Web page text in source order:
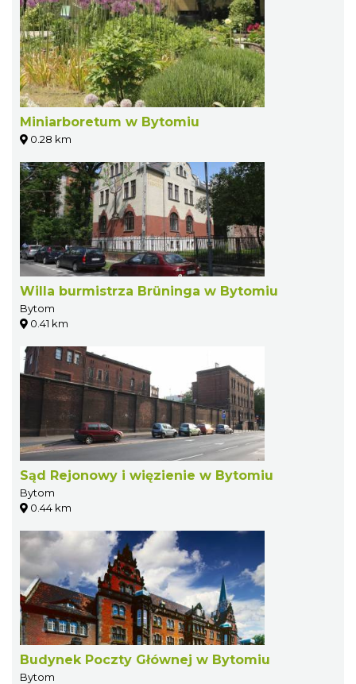
Miniarboretum w Bytomiu
0.28 km
Willa burmistrza Brüninga w Bytomiu
Bytom
0.41 km
Sąd Rejonowy i więzienie w Bytomiu
Bytom
0.44 km
Budynek Poczty Głównej w Bytomiu
Bytom